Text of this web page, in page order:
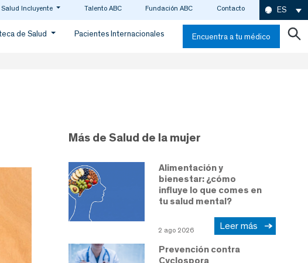
Salud Incluyente Talento ABC Fundación ABC Contacto ES
de Salud Pacientes Internacionales Encuentra a tu médico
Más de Salud de la mujer
Alimentación y
bienestar: ¿cómo
influye lo que comes en
tu salud mental?
2 ago 2026 Leer más
Prevención contra
Cyclospora